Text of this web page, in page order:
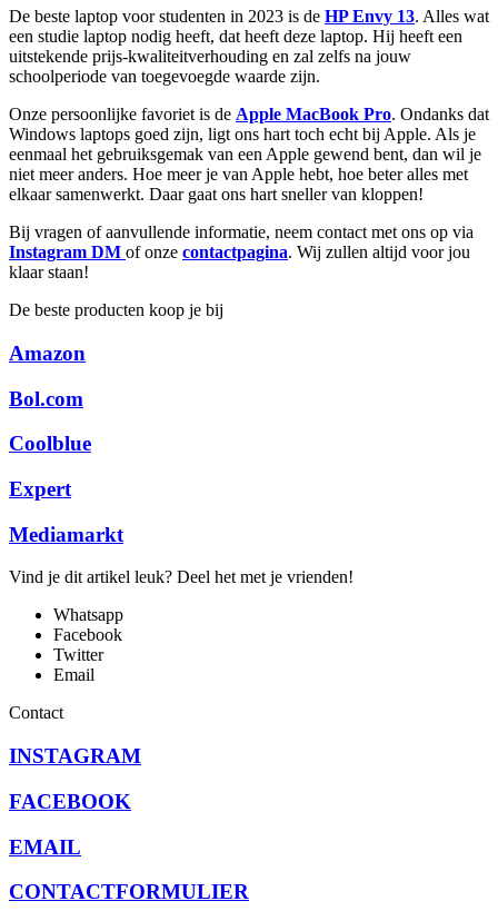
De beste laptop voor studenten in 2023 is de HP Envy 13. Alles wat
een studie laptop nodig heeft, dat heeft deze laptop. Hij heeft een
uitstekende prijs-kwaliteitverhouding en zal zelfs na jouw
schoolperiode van toegevoegde waarde zijn.
Onze persoonlijke favoriet is de Apple MacBook Pro. Ondanks dat
Windows laptops goed zijn, ligt ons hart toch echt bij Apple. Als je
eenmaal het gebruiksgemak van een Apple gewend bent, dan wil je
niet meer anders. Hoe meer je van Apple hebt, hoe beter alles met
elkaar samenwerkt. Daar gaat ons hart sneller van kloppen!
Bij vragen of aanvullende informatie, neem contact met ons op via
Instagram DM of onze contactpagina. Wij zullen altijd voor jou
klaar staan!
De beste producten koop je bij
Amazon
Bol.com
Coolblue
Expert
Mediamarkt
Vind je dit artikel leuk? Deel het met je vrienden!
Whatsapp
Facebook
Twitter
Email
Contact
INSTAGRAM
FACEBOOK
EMAIL
CONTACTFORMULIER